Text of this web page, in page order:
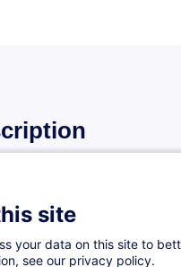
de cette formation, les
et appliquer des et
site
your data on this site to
see our privacy policy.